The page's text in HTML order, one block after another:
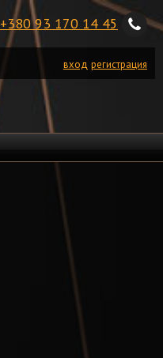
+380 93 170 14 45
вход регистрация